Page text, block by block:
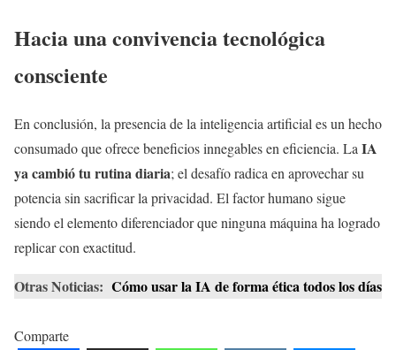
Hacia una convivencia tecnológica
consciente
En conclusión, la presencia de la inteligencia artificial es un hecho
consumado que ofrece beneficios innegables en eficiencia. La IA
ya cambió tu rutina diaria; el desafío radica en aprovechar su
potencia sin sacrificar la privacidad. El factor humano sigue
siendo el elemento diferenciador que ninguna máquina ha logrado
replicar con exactitud.
Otras Noticias: Cómo usar la IA de forma ética todos los días
Comparte